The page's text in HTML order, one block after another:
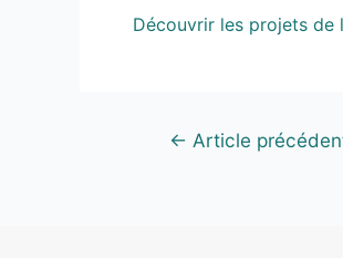
Découvrir les projets de
← Article